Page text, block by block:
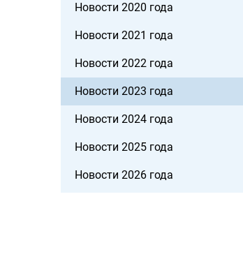
Новости 2020 года
Новости 2021 года
Новости 2022 года
Новости 2023 года
Новости 2024 года
Новости 2025 года
Новости 2026 года